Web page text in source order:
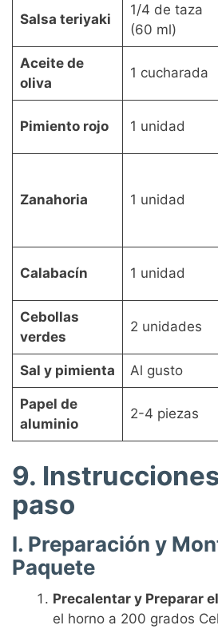
Salsa teriyaki
1/4 de taza
(60 ml)
Aceite de
oliva
1 cucharada
Pimiento rojo 1 unidad
Zanahoria 1 unidad
Calabacín 1 unidad
Cebollas
verdes
2 unidades
Sal y pimienta Al gusto
Papel de
aluminio
2-4 piezas
9.
paso
I. Preparación y
Paquete
Precalentar y Preparar
el horno a 200 grados